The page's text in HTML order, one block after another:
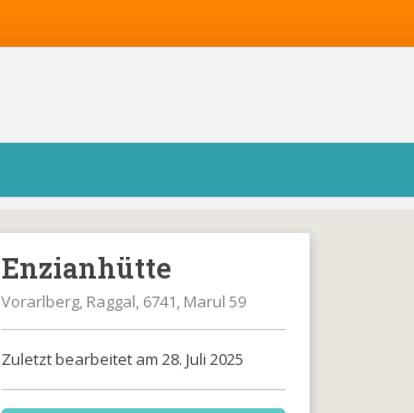
Enzianhütte
Vorarlberg, Raggal, 6741, Marul 59
Zuletzt bearbeitet am 28. Juli 2025